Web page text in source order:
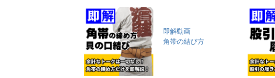
即解動画
角帯の結び方